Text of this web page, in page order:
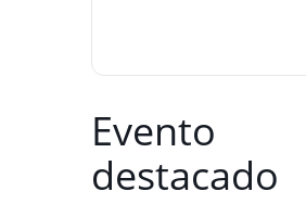
Evento
destacado